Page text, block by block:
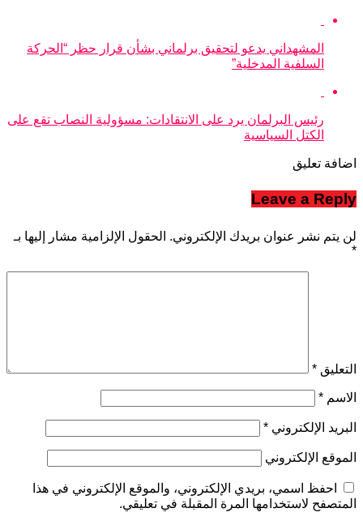
المشهداني يدعو لتحقيق برلماني بشأن قرار حظر “الحركة
السلفية المدخلية”
رئيس البرلمان يرد على الانتقادات: مسؤولية النصاب تقع على
الكتل السياسية
اضافة تعليق
Leave a Reply
لن يتم نشر عنوان بريدك الإلكتروني. الحقول الإلزامية مشار إليها بـ
*
التعليق *
الاسم *
البريد الإلكتروني *
الموقع الإلكتروني
احفظ اسمي، بريدي الإلكتروني، والموقع الإلكتروني في هذا
المتصفح لاستخدامها المرة المقبلة في تعليقي.